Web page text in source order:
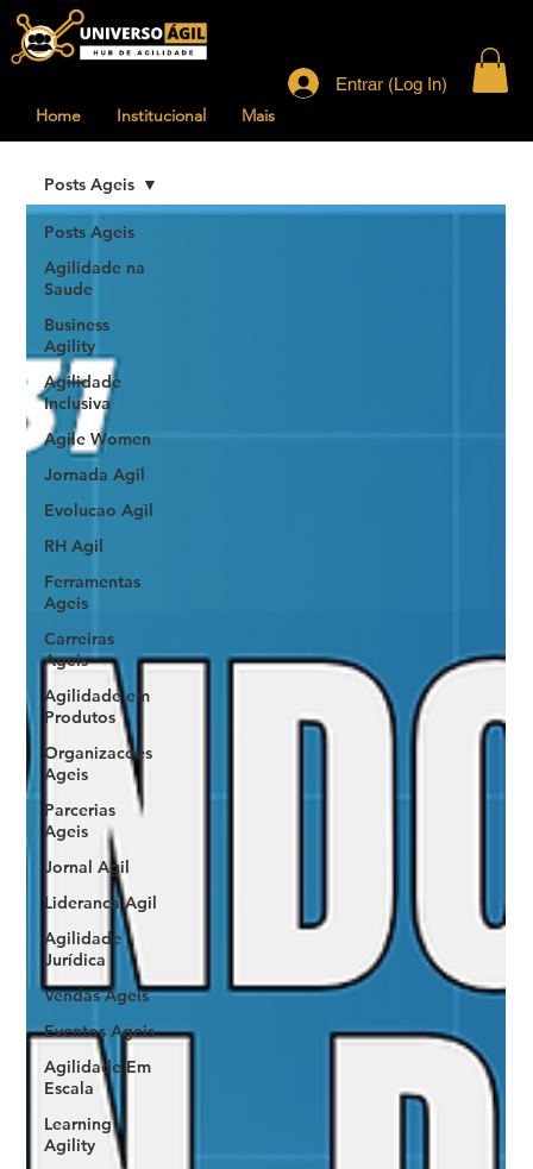
Home Institucional Mais
Entrar (Log In)
Posts Ageis
Agilidade na
Saude
Business
Agility
Agilidade
Inclusiva
Agile Women
Jornada Agil
Evolucao Agil
RH Agil
Ferramentas
Ageis
Carreiras
Ageis
Agilidade em
Produtos
Organizacoes
Ageis
Parcerias
Ageis
Jornal Agil
Lideranca Agil
Agilidade
Jurídica
Vendas Ágeis
Eventos Ageis
Agilidade Em
Escala
Learning
Agility
Posts Ageis